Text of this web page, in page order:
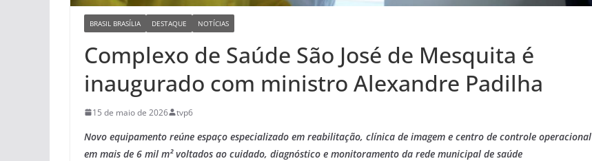
BRASIL BRASÍLIA DESTAQUE NOTÍCIAS
Complexo de Saúde São José de Mesquita é
inaugurado com ministro Alexandre Padilha
15 de maio de 2026 tvp6
Novo equipamento reúne espaço especializado em reabilitação, clínica de imagem e centro de controle operacional
em mais de 6 mil m² voltados ao cuidado, diagnóstico e monitoramento da rede municipal de saúde